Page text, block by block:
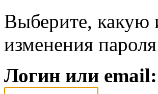
Выберите, какую
изменения
Логин или email: